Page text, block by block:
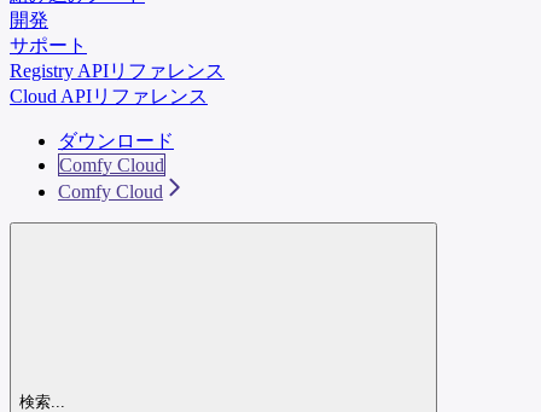
開発
サポート
Registry APIリファレンス
Cloud APIリファレンス
ダウンロード
Comfy Cloud
Comfy Cloud
検索...